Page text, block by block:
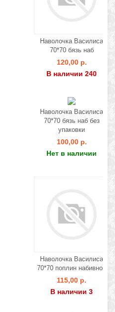
Наволочка Василиса
70*70 бязь наб
120,00 р.
В наличии 240
Наволочка Василиса
70*70 бязь наб без
упаковки
100,00 р.
Нет в наличии
Наволочка Василиса
70*70 поплин набивной
115,00 р.
В наличии 3